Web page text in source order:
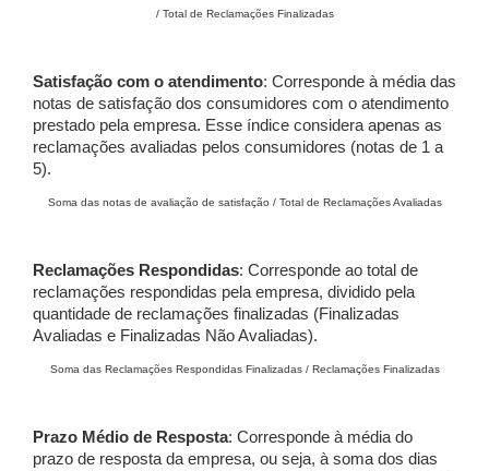
/ Total de Reclamações Finalizadas
Satisfação com o atendimento: Corresponde à média das
notas de satisfação dos consumidores com o atendimento
prestado pela empresa. Esse índice considera apenas as
reclamações avaliadas pelos consumidores (notas de 1 a
5).
Soma das notas de avaliação de satisfação / Total de Reclamações Avaliadas
Reclamações Respondidas: Corresponde ao total de
reclamações respondidas pela empresa, dividido pela
quantidade de reclamações finalizadas (Finalizadas
Avaliadas e Finalizadas Não Avaliadas).
Soma das Reclamações Respondidas Finalizadas / Reclamações Finalizadas
Prazo Médio de Resposta: Corresponde à média do
prazo de resposta da empresa, ou seja, à soma dos dias